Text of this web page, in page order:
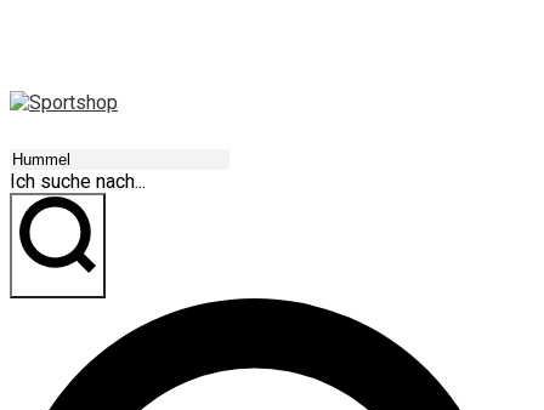
Ich suche nach...